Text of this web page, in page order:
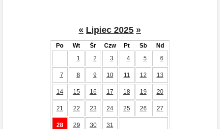
« Lipiec 2025 »
Po Wt Śr Czw Pt Sb
Nd
1
2 3 4 5 6
7 8 9 10 11 12 13
14 15 16 17 18 19 20
21 22 23 24 25 26 27
28 29 30 31